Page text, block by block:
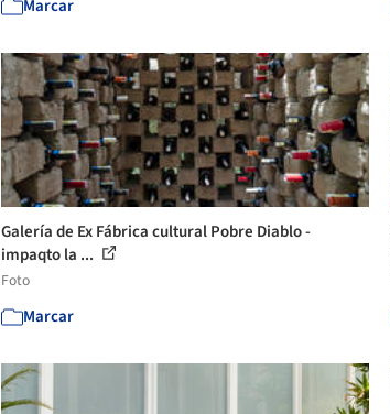
Marcar
Galería de Ex Fábrica cultural Pobre Diablo -
impaqto la ...
Foto
Marcar